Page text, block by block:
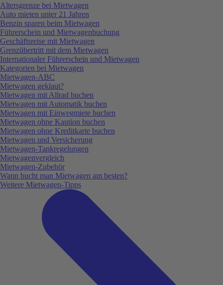
Altersgrenze bei Mietwagen
Auto mieten unter 21 Jahren
Benzin sparen beim Mietwagen
Führerschein und Mietwagenbuchung
Geschäftsreise mit Mietwagen
Grenzübertritt mit dem Mietwagen
Internationaler Führerschein und Mietwagen
Kategorien bei Mietwagen
Mietwagen-ABC
Mietwagen geklaut?
Mietwagen mit Allrad buchen
Mietwagen mit Automatik buchen
Mietwagen mit Einwegmiete buchen
Mietwagen ohne Kaution buchen
Mietwagen ohne Kreditkarte buchen
Mietwagen und Versicherung
Mietwagen-Tankregelungen
Mietwagenvergleich
Mietwagen-Zubehör
Wann bucht man Mietwagen am besten?
Weitere Mietwagen-Tipps